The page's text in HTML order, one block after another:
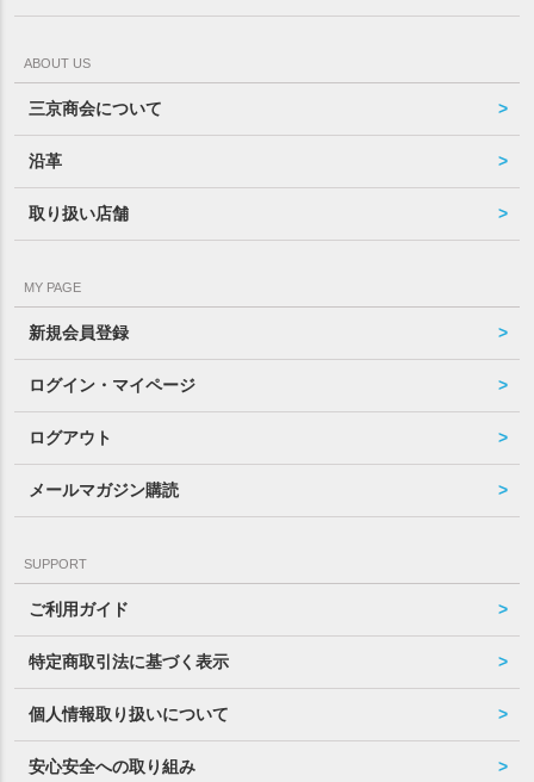
ABOUT US
三京商会について
沿革
取り扱い店舗
MY PAGE
新規会員登録
ログイン・マイページ
ログアウト
メールマガジン購読
SUPPORT
ご利用ガイド
特定商取引法に基づく表示
個人情報取り扱いについて
安心安全への取り組み